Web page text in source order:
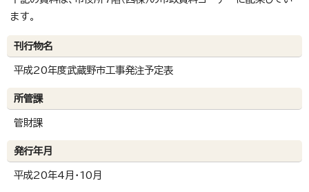
ます。
刊行物名
平成20年度武蔵野市工事発注予定表
所管課
管財課
発行年月
平成20年4月・10月